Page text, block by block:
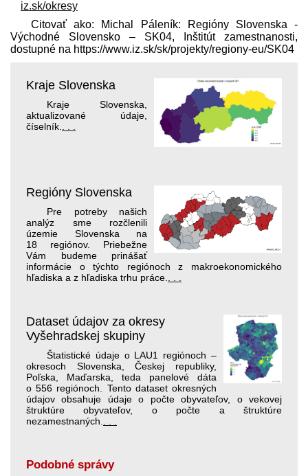
iz.sk/okresy
Citovať ako: Michal Páleník: Regióny Slovenska -
Východné Slovensko – SK04, Inštitút zamestnanosti,
dostupné na https://www.iz.sk/​sk/projekty/regiony-eu/SK04
Kraje Slovenska
Kraje Slovenska,
aktualizované údaje,
číselník.. . .
Regióny Slovenska
Pre potreby našich
analýz sme rozčlenili
územie Slovenska na
18 regiónov. Priebežne
Vám budeme prinášať
informácie o týchto regiónoch z makroekonomického
hľadiska a z hľadiska trhu práce.. . .
Dataset údajov za okresy
Vyšehradskej skupiny
Štatistické údaje o LAU1 regiónoch –
okresoch Slovenska, Českej republiky,
Poľska, Maďarska, teda panelové dáta
o 556 regiónoch. Tento dataset okresných
údajov obsahuje údaje o počte obyvateľov, o vekovej
štruktúre obyvateľov, o počte a štruktúre
nezamestnaných.. . .
Podobné správy